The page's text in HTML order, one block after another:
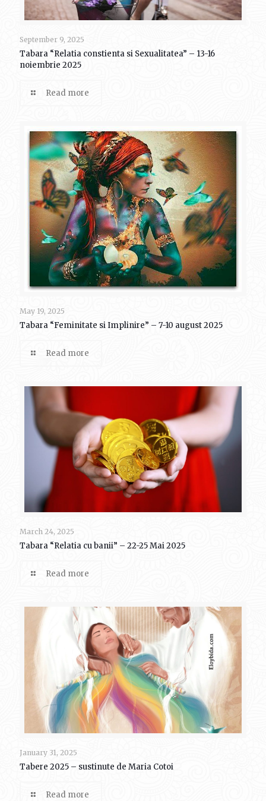
September 9, 2025
Tabara “Relatia constienta si Sexualitatea” – 13-16
noiembrie 2025
Read more
May 19, 2025
Tabara “Feminitate si Implinire” – 7-10 august 2025
Read more
March 24, 2025
Tabara “Relatia cu banii” – 22-25 Mai 2025
Read more
January 31, 2025
Tabere 2025 – sustinute de Maria Cotoi
Read more